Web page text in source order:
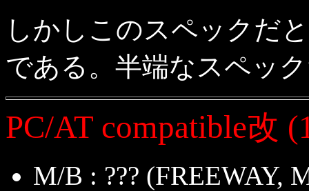
しかしこのスペックだ
である。半端なスペッ
PC/AT compatible改
M/B : ??? (FREEWAY,